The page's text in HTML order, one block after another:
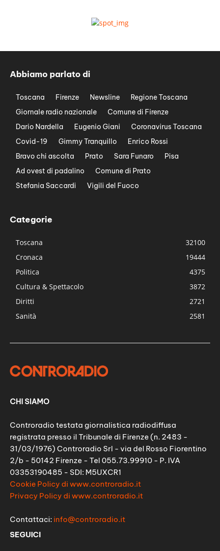
Abbiamo parlato di
Toscana Firenze Newsline
Regione Toscana
Giornale radio nazionale
Comune di Firenze
Dario Nardella
Eugenio Giani
Coronavirus Toscana
Covid-19
Gimmy Tranquillo
Enrico Rossi
Bravo chi ascolta
Prato Sara Funaro
Pisa
Ad ovest di padalino
Comune di Prato
Stefania Saccardi
Vigili del Fuoco
Categorie
Toscana
32100
Cronaca
19444
Politica
4375
Cultura & Spettacolo
3872
Diritti
2721
Sanità
2581
CHI SIAMO
Controradio testata giornalistica radiodiffusa
registrata presso il Tribunale di Firenze (n. 2483 -
31/03/1976) Controradio Srl - via del Rosso Fiorentino
2/b - 50142 Firenze - Tel 055.73.99910 - P. IVA
03353190485 - SDI: M5UXCR1
Cookie Policy di www.controradio.it
Privacy Policy di www.controradio.it
Contattaci: info@controradio.it
SEGUICI